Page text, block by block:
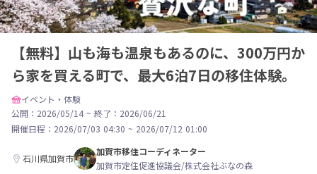
【無料】山も海も温泉もあるのに、300万円か
ら家を買える町で、最大6泊7日の移住体験。
イベント・体験
公開：2026/05/14 ~ 終了：2026/06/21
開催日程： 2026/07/03 04:30 ~ 2026/07/12 01:00
石川県加賀市
加賀市移住コーディネーター
加賀市定住促進協議会/株式会社ぶなの森